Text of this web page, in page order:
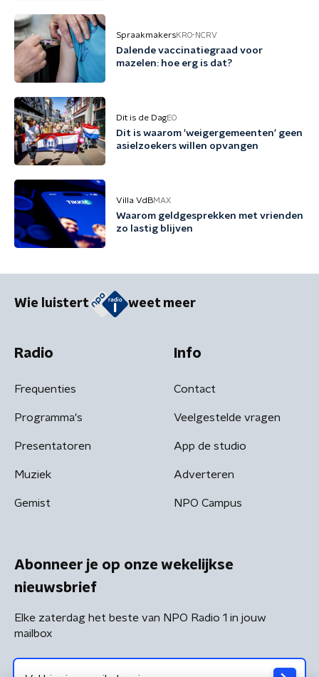
SpraakmakersKRO-NCRV
Dalende vaccinatiegraad voor
mazelen: hoe erg is dat?
Dit is de DagEO
Dit is waarom 'weigergemeenten' geen
asielzoekers willen opvangen
Villa VdBMAX
Waarom geldgesprekken met vrienden
zo lastig blijven
Wie luistert weet meer
Radio
Frequenties
Programma's
Presentatoren
Muziek
Gemist
Info
Contact
Veelgestelde vragen
App de studio
Adverteren
NPO Campus
Abonneer je op onze wekelijkse
nieuwsbrief
Elke zaterdag het beste van NPO Radio 1 in jouw
mailbox